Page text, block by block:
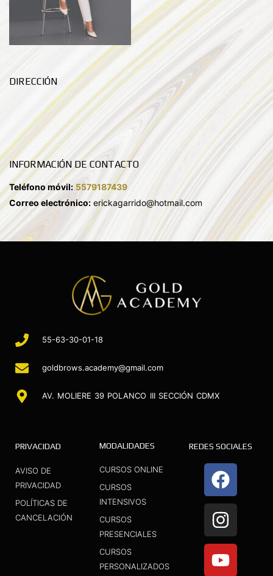
DIRECCIÓN
INFORMACIÓN DE CONTACTO
Teléfono móvil: 5579187439
Correo electrónico: erickagarrido@hotmail.com
55-63-30-01-18
goldbrows.academy@gmail.com
AV. MOLIERE 39 POLANCO III SECCIÓN CDMX
PRIVACIDAD
AVISO DE
PRIVACIDAD
POLÍTICAS DE
CANCELACIÓN
MODALIDADES
CURSOS ONLINE
CURSOS
INTENSIVOS
CURSOS
PRESENCIALES
CURSOS
PERSONALIZADOS
REDES SOCIALES
F
a
c
e
b
o
I
n
s
t
a
g
Y
o
u
t
u
b